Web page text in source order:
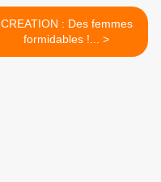
CREATION : Des femmes
formidables !... >